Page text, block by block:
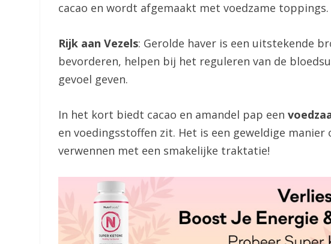
cacao en wordt afgemaakt met voedzame toppings.
Rijk aan Vezels: Gerolde haver is een uitstekende
bevorderen, helpen bij het reguleren van de
gevoel geven.
In het kort biedt cacao en amandel pap een
en voedingsstoffen zit. Het is een geweldige
verwennen met een smakelijke traktatie!